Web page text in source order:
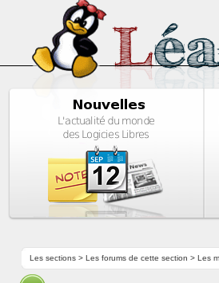
Les sections> Les forums de cette section > Les